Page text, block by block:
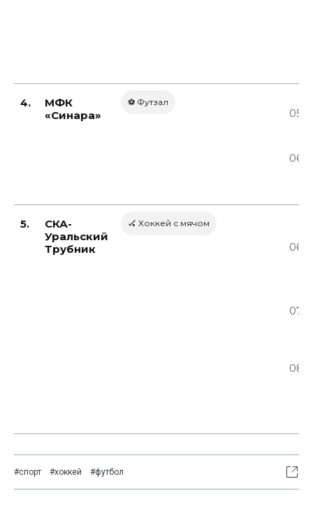
4.
МФК
«Синара»
⚽ Футзал
5.
СКА-
Уральский
Трубник
🏑 Хоккей с мячом
#спорт #хоккей #футбол